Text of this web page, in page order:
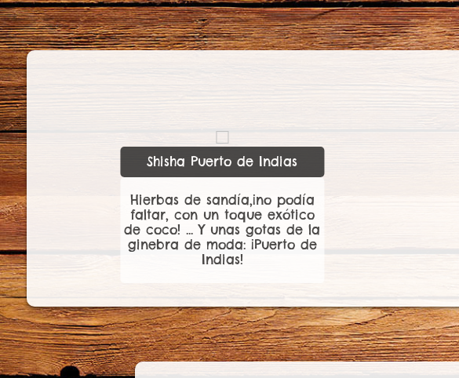
Shisha Jägermeister
Hierbas de manzana, toque de
menta, toque de zumo de
piña y... ¡unas gotas del genial
Jägermeister!